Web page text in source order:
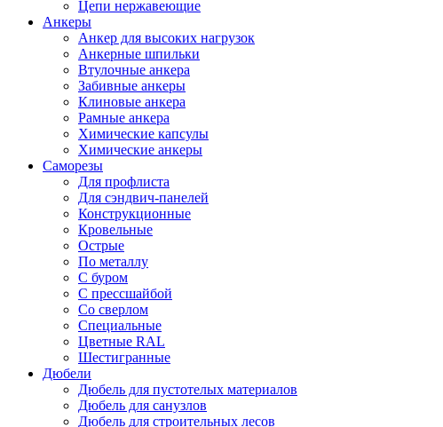
Цепи нержавеющие
Анкеры
Анкер для высоких нагрузок
Анкерные шпильки
Втулочные анкера
Забивные анкеры
Клиновые анкера
Рамные анкера
Химические капсулы
Химические анкеры
Саморезы
Для профлиста
Для сэндвич-панелей
Конструкционные
Кровельные
Острые
По металлу
С буром
С прессшайбой
Со сверлом
Специальные
Цветные RAL
Шестигранные
Дюбели
Дюбель для пустотелых материалов
Дюбель для санузлов
Дюбель для строительных лесов